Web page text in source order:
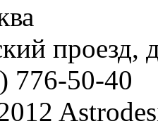
проезд,
776-50-40